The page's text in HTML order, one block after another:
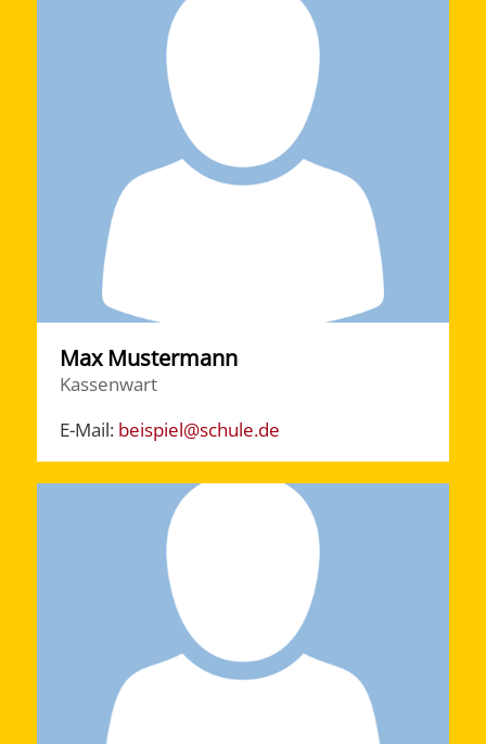
Max Mustermann
Kassenwart
E-Mail: beispiel@schule.de